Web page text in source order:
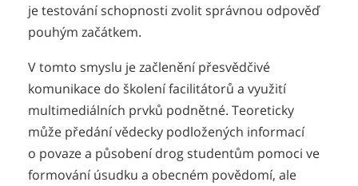
je testování schopnosti zvolit správnou odpověď
pouhým začátkem.
V tomto smyslu je začlenění přesvědčivé
komunikace do školení facilitátorů a využití
multimediálních prvků podnětné. Teoreticky
může předání vědecky podložených informací
o povaze a působení drog studentům pomoci ve
formování úsudku a obecném povědomí, ale